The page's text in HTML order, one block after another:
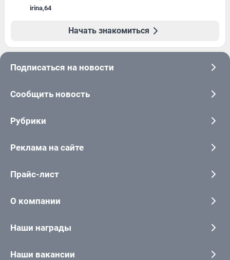
irina,64
Начать знакомиться
Подписаться на новости
Сообщить новость
Рубрики
Реклама на сайте
Прайс-лист
О компании
Наши награды
Наши вакансии